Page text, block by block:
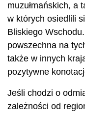
muzułmańskich, a
w których osiedlili
Bliskiego
powszechna na
także w innych
pozytywne
Jeśli chodzi o
zależności od